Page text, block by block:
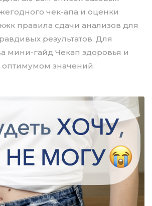
чек-апа и оценки
правила сдачи анализов для
результатов. Для
мини-гайд Чекап здоровья и
значений.